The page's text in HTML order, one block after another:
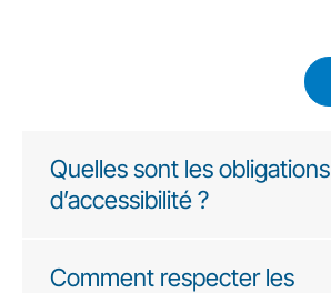
Quelles sont les obligations
d’accessibilité ?
Comment respecter les